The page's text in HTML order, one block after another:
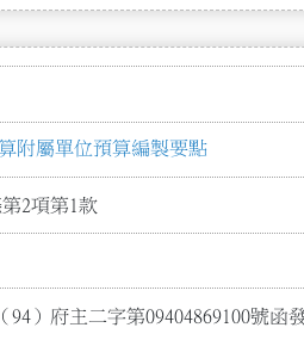
附屬單位預算編製要點
2項第1款
）府主二字第09404869100號函